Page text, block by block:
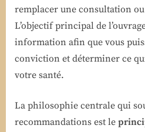
remplacer une consultation
L’objectif principal de
information afin que vous
conviction et déterminer ce
votre santé.
La philosophie centrale qui
recommandations est le